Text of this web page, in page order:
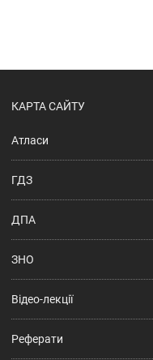
КАРТА САЙТУ
Атласи
ГДЗ
ДПА
ЗНО
Відео-лекції
Реферати